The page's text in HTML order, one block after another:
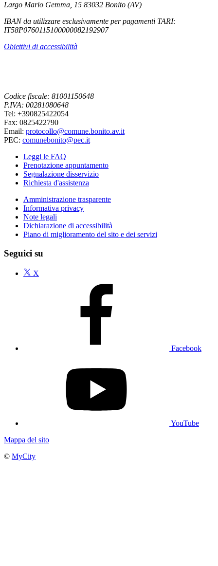
Largo Mario Gemma, 15 83032 Bonito (AV)
IBAN da utilizzare esclusivamente per pagamenti TARI:
IT58P0760115100000082192907
Obiettivi di accessibilità
Codice fiscale: 81001150648
P.IVA: 00281080648
Tel: +390825422054
Fax: 0825422790
Email: protocollo@comune.bonito.av.it
PEC: comunebonito@pec.it
Leggi le FAQ
Prenotazione appuntamento
Segnalazione disservizio
Richiesta d'assistenza
Amministrazione trasparente
Informativa privacy
Note legali
Dichiarazione di accessibilità
Piano di miglioramento del sito e dei servizi
Seguici su
X
Facebook
YouTube
Mappa del sito
© MyCity